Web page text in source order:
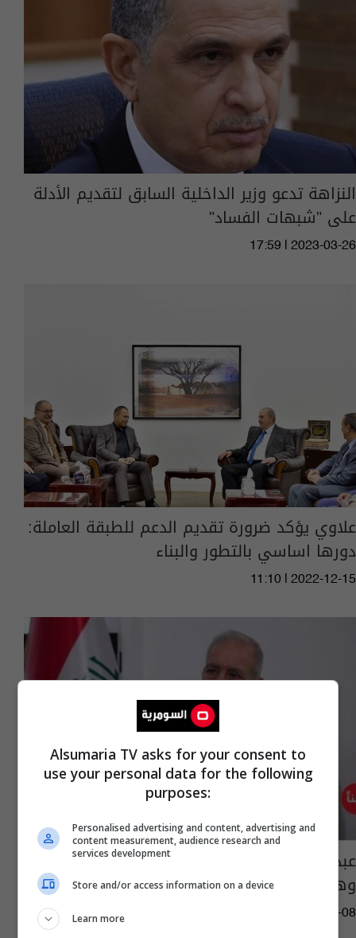
النزاهة تدعو وزير الداخلية السابق لتقديم الأدلة
على "شبهات الفساد"
17:59 | 2023-03-26
علاوي يؤكد ضرورة تقديم الدعم للطبقة العاملة:
دورها اساسي بالتطور والبناء
11:10 | 2022-12-15
عبد اللطيف: المتهم بسرقة القرن هدد القضاء
وهو خلف القضبان
14:16 | 2022-12-08
Alsumaria TV asks for your consent to
use your personal data for the following
purposes:
Personalised advertising and content, advertising and
content measurement, audience research and
services development
Store and/or access information on a device
Learn more